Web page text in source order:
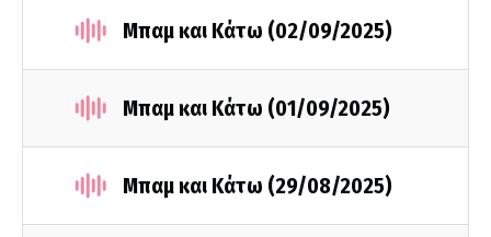
Μπαμ και Κάτω (02/09/2025)
Μπαμ και Κάτω (01/09/2025)
Μπαμ και Κάτω (29/08/2025)